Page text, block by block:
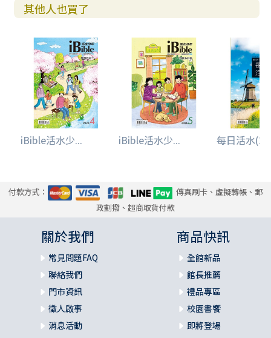
其他人也買了
iBible活水少... iBible活水少... 每日活水
付款方式：
傳真刷卡、虛擬轉帳、郵
政劃撥、超商取貨付款
關於我們
常見問題FAQ
聯絡我們
門市資訊
徵人啟事
消息活動
商品快訊
全館新品
館長推薦
禮品專區
校園書饗
即將登場